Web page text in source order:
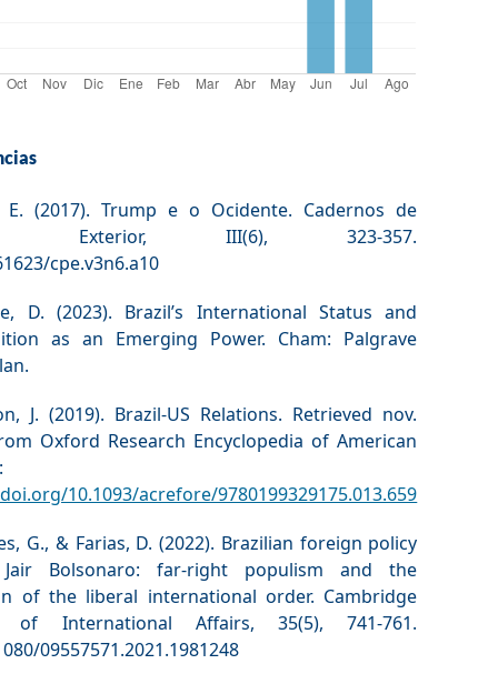
E. (2017). Trump e o Ocidente. Cadernos de
Exterior, III(6), 323-357.
cpe.v3n6.a10
D. (2023). Brazil’s International Status and
as an Emerging Power. Cham: Palgrave
J. (2019). Brazil-US Relations. Retrieved nov.
Oxford Research Encyclopedia of American
10.1093/acrefore/9780199329175.013.659
G., & Farias, D. (2022). Brazilian foreign policy
Bolsonaro: far-right populism and the
of the liberal international order. Cambridge
of International Affairs, 35(5), 741-761.
09557571.2021.1981248